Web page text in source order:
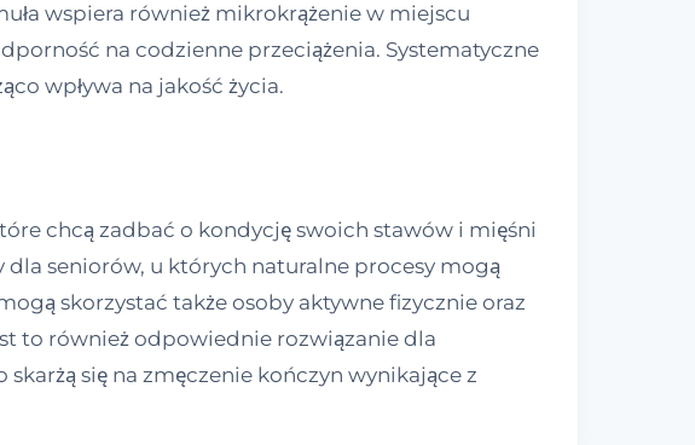
wspiera również mikrokrążenie w miejscu
na codzienne przeciążenia. Systematyczne
wpływa na jakość życia.
chcą zadbać o kondycję swoich stawów i mięśni
seniorów, u których naturalne procesy mogą
skorzystać także osoby aktywne fizycznie oraz
to również odpowiednie rozwiązanie dla
się na zmęczenie kończyn wynikające z